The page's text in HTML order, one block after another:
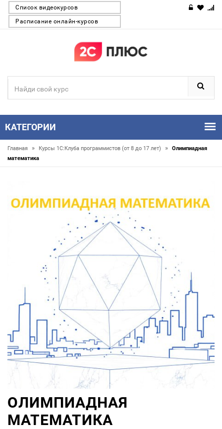
Список видеокурсов
Расписание онлайн-курсов
КАТЕГОРИИ
Главная » Курсы 1С:Клуба программистов (от 8 до 17 лет) »
Олимпиадная
математика
ОЛИМПИАДНАЯ
МАТЕМАТИКА